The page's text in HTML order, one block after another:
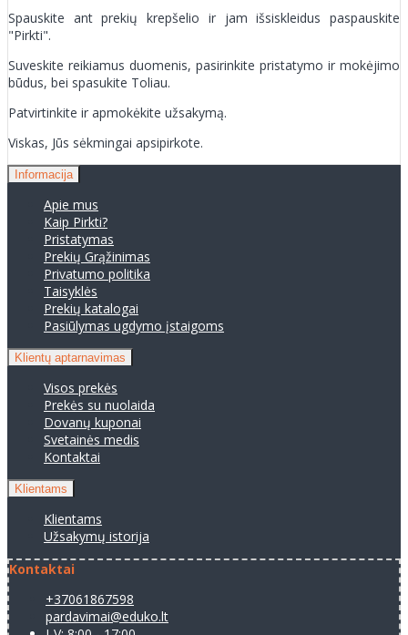
Spauskite ant prekių krepšelio ir jam išsiskleidus paspauskite
"Pirkti".
Suveskite reikiamus duomenis, pasirinkite pristatymo ir mokėjimo
būdus, bei spasukite Toliau.
Patvirtinkite ir apmokėkite užsakymą.
Viskas, Jūs sėkmingai apsipirkote.
Informacija
Apie mus
Kaip Pirkti?
Pristatymas
Prekių Grąžinimas
Privatumo politika
Taisyklės
Prekių katalogai
Pasiūlymas ugdymo įstaigoms
Klientų aptarnavimas
Visos prekės
Prekės su nuolaida
Dovanų kuponai
Svetainės medis
Kontaktai
Klientams
Klientams
Užsakymų istorija
Kontaktai
+37061867598
pardavimai@eduko.lt